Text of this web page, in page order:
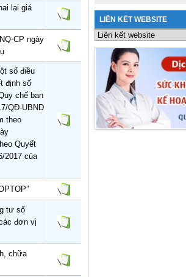
lại giá
CP ngày
số điều
định số
chế ban
QĐ-UBND
theo
Quyết
2017 của
tư số
đơn vị
chữa
LIÊN KẾT WEBSITE